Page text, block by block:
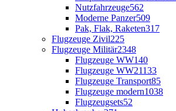
Nutzfahrzeuge562
Moderne Panzer509
Pak, Flak, Raketen317
Flugzeuge Zivil225
Flugzeuge Militär2348
Flugzeuge WW140
Flugzeuge WW21133
Flugzeuge Transport85
Flugzeuge modern1038
Flugzeugsets52